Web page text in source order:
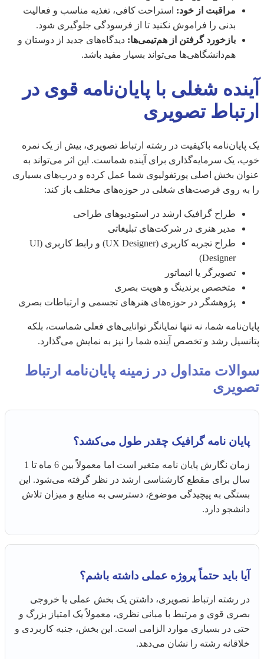
مراقبت از خود: استراحت کافی، تغذیه مناسب و فعالیت
بدنی را فراموش نکنید تا از فرسودگی جلوگیری شود.
بازخورد گرفتن از هم‌تیمی‌ها: دیدگاه‌های جدید از دوستان و
هم‌دانشگاهی‌ها می‌تواند بسیار مفید باشد.
آینده شغلی با پایان‌نامه قوی در
ارتباط تصویری
یک پایان‌نامه باکیفیت در رشته ارتباط تصویری، بیش از یک نمره
خوب، یک سرمایه‌گذاری برای آینده شماست. این اثر می‌تواند به
عنوان بخش اصلی پورتفولیوی شما عمل کرده و درب‌های بسیاری
را به روی فرصت‌های شغلی در حوزه‌های مختلف باز کند:
طراح گرافیک ارشد در استودیوهای طراحی
مدیر هنری در شرکت‌های تبلیغاتی
طراح تجربه کاربری (UX Designer) و رابط کاربری (UI
Designer)
تصویرگر یا انیماتور
متخصص برندینگ و هویت بصری
پژوهشگر در حوزه‌های هنرهای تجسمی و ارتباطات بصری
پایان‌نامه شما، نه تنها نمایانگر توانایی‌های فعلی شماست، بلکه
پتانسیل رشد و تخصص آینده شما را نیز به نمایش می‌گذارد.
سوالات متداول در زمینه پایان‌نامه ارتباط
تصویری
پایان نامه گرافیک چقدر طول می‌کشد؟
زمان نگارش پایان نامه متغیر است اما معمولاً بین 6 ماه تا 1
سال برای مقطع کارشناسی ارشد در نظر گرفته می‌شود. این
بستگی به پیچیدگی موضوع، دسترسی به منابع و میزان تلاش
دانشجو دارد.
آیا باید حتماً پروژه عملی داشته باشم؟
در رشته ارتباط تصویری، داشتن یک بخش عملی یا خروجی
بصری قوی و مرتبط با مبانی نظری، معمولاً یک امتیاز بزرگ و
حتی در بسیاری موارد الزامی است. این بخش، جنبه کاربردی و
خلاقانه رشته را نشان می‌دهد.